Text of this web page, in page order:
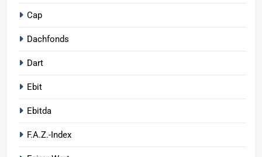
Cap
Dachfonds
Dart
Ebit
Ebitda
F.A.Z.-Index